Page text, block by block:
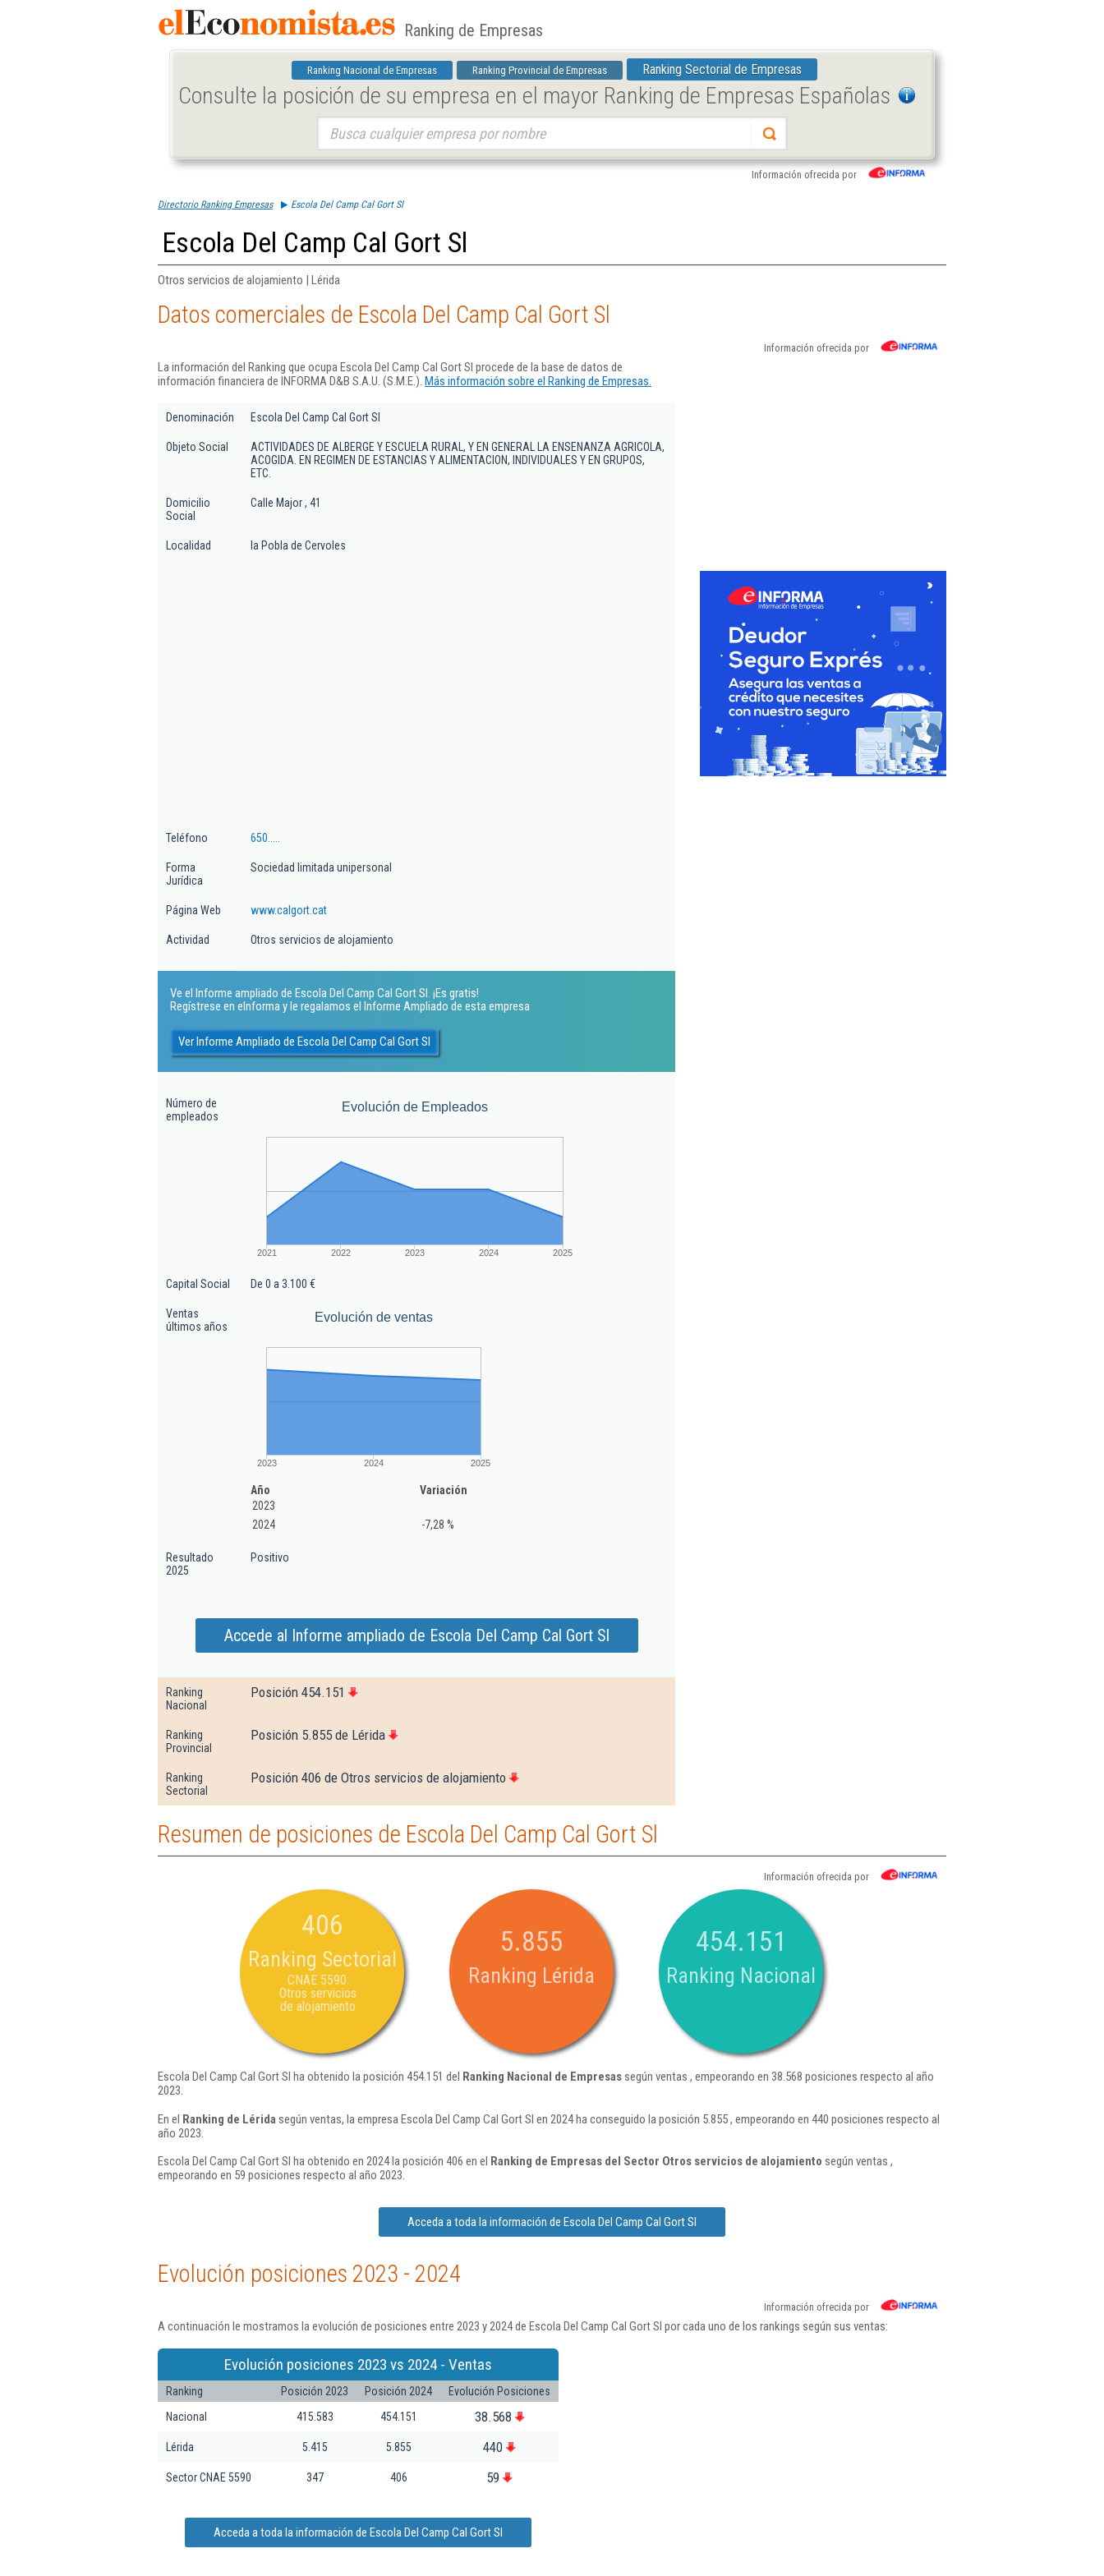
Ranking de Empresas
Ranking Nacional de Empresas Ranking Provincial de Empresas Ranking Sectorial de Empresas
Consulte la posición de su empresa en el mayor Ranking de Empresas Españolas
Información ofrecida por
Directorio Ranking Empresas Escola Del Camp Cal Gort Sl
Escola Del Camp Cal Gort Sl
Otros servicios de alojamiento | Lérida
Datos comerciales de Escola Del Camp Cal Gort Sl
Información ofrecida por
La información del Ranking que ocupa Escola Del Camp Cal Gort Sl procede de la base de datos de
información financiera de INFORMA D&B S.A.U. (S.M.E.). Más información sobre el Ranking de Empresas.
Denominación Escola Del Camp Cal Gort Sl
Objeto Social
ACTIVIDADES DE ALBERGE Y ESCUELA RURAL, Y EN GENERAL LA ENSENANZA AGRICOLA,
ACOGIDA. EN REGIMEN DE ESTANCIAS Y ALIMENTACION, INDIVIDUALES Y EN GRUPOS,
ETC.
Domicilio
Social
Calle Major , 41
Localidad la Pobla de Cervoles
Teléfono 650.....
Forma
Jurídica
Sociedad limitada unipersonal
Página Web www.calgort.cat
Actividad Otros servicios de alojamiento
Ve el Informe ampliado de Escola Del Camp Cal Gort Sl. ¡Es gratis!
Regístrese en eInforma y le regalamos el Informe Ampliado de esta empresa
Ver Informe Ampliado de Escola Del Camp Cal Gort Sl
Número de
empleados
Evolución de Empleados
2021 2022 2023 2024 2025
Capital Social De 0 a 3.100 €
Ventas
últimos años
Evolución de ventas
2023 2024 2025
Año
Variación
2023
2024
-7,28 %
Resultado
2025
Positivo
Accede al Informe ampliado de Escola Del Camp Cal Gort Sl
Ranking
Nacional
Posición 454.151
Ranking
Provincial
Posición 5.855 de Lérida
Ranking
Sectorial
Posición 406 de Otros servicios de alojamiento
Resumen de posiciones de Escola Del Camp Cal Gort Sl
Información ofrecida por
406
Ranking Sectorial
CNAE 5590:
Otros servicios
de alojamiento
5.855
Ranking Lérida
454.151
Ranking Nacional
Escola Del Camp Cal Gort Sl ha obtenido la posición 454.151 del Ranking Nacional de Empresassegún ventas , empeorando en 38.568 posiciones respecto al año
2023.
En el Ranking de Lérida según ventas, la empresa Escola Del Camp Cal Gort Sl en 2024 ha conseguido la posición 5.855 , empeorando en 440 posiciones respecto al
año 2023.
Escola Del Camp Cal Gort Sl ha obtenido en 2024 la posición 406 en el Ranking de Empresas del Sector Otros servicios de alojamiento según ventas ,
empeorando en 59 posiciones respecto al año 2023.
Acceda a toda la información de Escola Del Camp Cal Gort Sl
Evolución posiciones 2023 - 2024
Información ofrecida por
A continuación le mostramos la evolución de posiciones entre 2023 y 2024 de Escola Del Camp Cal Gort Sl por cada uno de los rankings según sus ventas:
Evolución posiciones 2023 vs 2024 - Ventas
Ranking Posición 2023 Posición 2024
Evolución Posiciones
Nacional
415.583 454.151 38.568
Lérida 5.415 5.855 440
Sector CNAE 5590 347 406 59
Acceda a toda la información de Escola Del Camp Cal Gort Sl